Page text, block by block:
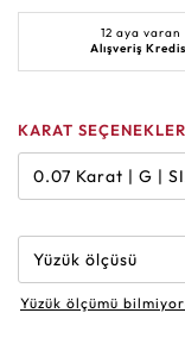
12 aya varan
Alışveriş
KARAT
0.07
Yüzük ölçüsü
Yüzük ölçümü